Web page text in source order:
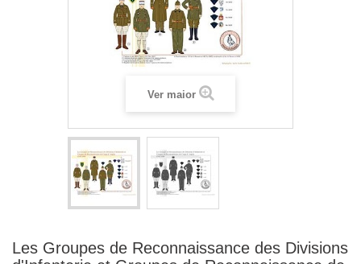
Ver maior
Les Groupes de Reconnaissance des Divisions